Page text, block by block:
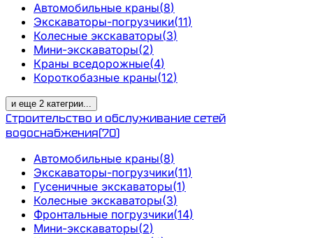
Автомобильные краны(8)
Экскаваторы-погрузчики(11)
Колесные экскаваторы(3)
Мини-экскаваторы(2)
Краны вседорожные(4)
Короткобазные краны(12)
и еще 2 категрии...
Строительство и обслуживание сетей
водоснабжения(70)
Автомобильные краны(8)
Экскаваторы-погрузчики(11)
Гусеничные экскаваторы(1)
Колесные экскаваторы(3)
Фронтальные погрузчики(14)
Мини-экскаваторы(2)